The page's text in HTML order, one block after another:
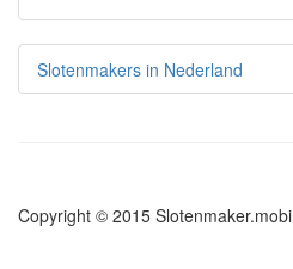
Slotenmakers in Nederland
Copyright © 2015 Slotenmaker.mobi